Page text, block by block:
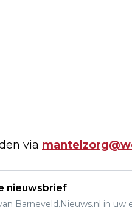
via
nieuwsbrief
Barneveld.Nieuws.nl in uw